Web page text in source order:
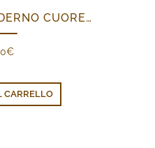
CAPEZZALE MODERNO CUORE SACRA FAMIGLIA
€
CARRELLO